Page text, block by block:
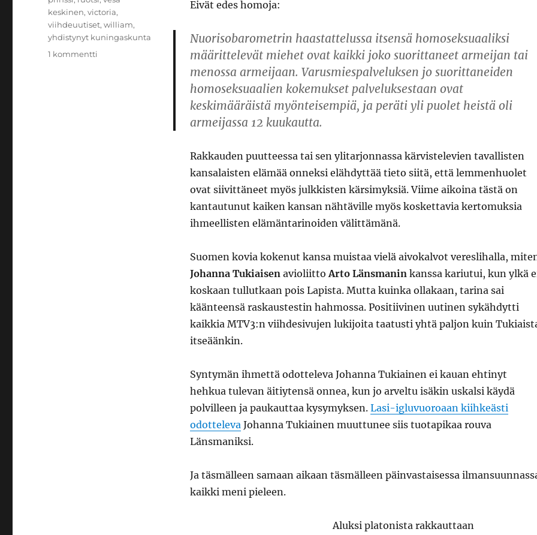
Eivät edes homoja:
Nuorisobarometrin haastattelussa itsensä homoseksuaaliksi
määrittelevät miehet ovat kaikki joko suorittaneet armeijan tai
menossa armeijaan. Varusmiespalveluksen jo suorittaneiden
homoseksuaalien kokemukset palveluksestaan ovat
keskimääräistä myönteisempiä, ja peräti yli puolet heistä oli
armeijassa 12 kuukautta.
Rakkauden puutteessa tai sen ylitarjonnassa kärvistelevien tavallisten
kansalaisten elämää onneksi elähdyttää tieto siitä, että lemmenhuolet
ovat siivittäneet myös julkkisten kärsimyksiä. Viime aikoina tästä on
kantautunut kaiken kansan nähtäville myös koskettavia kertomuksia
ihmeellisten elämäntarinoiden välittämänä.
Suomen kovia kokenut kansa muistaa vielä aivokalvot vereslihalla,
Johanna TukiaisenavioliittoArto Länsmaninkanssa kariutui, kun ylkä
koskaan tullutkaan pois Lapista. Mutta kuinka ollakaan, tarina sai
käänteensä raskaustestin hahmossa. Positiivinen uutinen sykähdytti
kaikkia MTV3:n viihdesivujen lukijoita taatusti yhtä paljon kuin
itseäänkin.
Syntymän ihmettä odotteleva Johanna Tukiainen ei kauan ehtinyt
hehkua tulevan äitiytensä onnea, kun jo arveltu isäkin uskalsi käydä
polvilleen ja paukauttaa kysymyksen. Lasi-igluvuoroaan kiihkeästi
odottelevaJohanna Tukiainen muuttunee siis tuotapikaa rouva
Länsmaniksi.
Ja täsmälleen samaan aikaan täsmälleen päinvastaisessa
kaikki meni pieleen.
Aluksi platonista rakkauttaan
keskinen,victoria,
viihdeuutiset,william,
yhdistynyt kuningaskunta
1 kommentti